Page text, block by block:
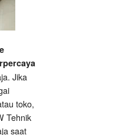
Jika
toko,
Tehnik
saat